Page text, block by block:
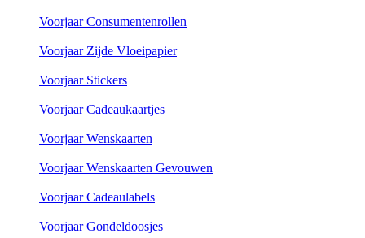
Voorjaar Consumentenrollen
Voorjaar Zijde Vloeipapier
Voorjaar Stickers
Voorjaar Cadeaukaartjes
Voorjaar Wenskaarten
Voorjaar Wenskaarten Gevouwen
Voorjaar Cadeaulabels
Voorjaar Gondeldoosjes